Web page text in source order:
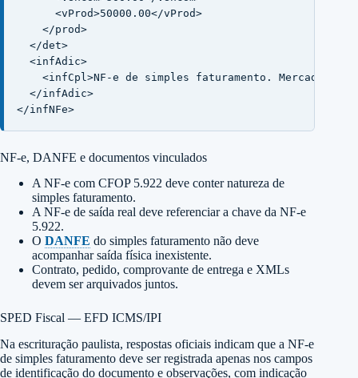
      <vProd>50000.00</vProd>
    </prod>
  </det>
  <infAdic>
<infCpl>NF-e de simples faturamento. Mercadoria
  </infAdic>
</infNFe>
NF-e, DANFE e documentos vinculados
A NF-e com CFOP 5.922 deve conter natureza de
simples faturamento.
A NF-e de saída real deve referenciar a chave da NF-e
5.922.
O DANFE do simples faturamento não deve
acompanhar saída física inexistente.
Contrato, pedido, comprovante de entrega e XMLs
devem ser arquivados juntos.
SPED Fiscal — EFD ICMS/IPI
Na escrituração paulista, respostas oficiais indicam que a NF-e
de simples faturamento deve ser registrada apenas nos campos
de identificação do documento e observações, com indicação